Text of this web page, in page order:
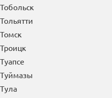
Тобольск
Тольятти
Томск
Троицк
Туапсе
Туймазы
Тула